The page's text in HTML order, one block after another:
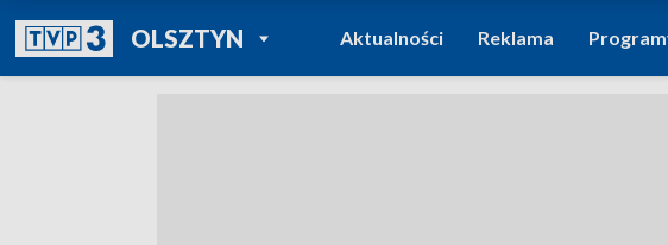
OLSZTYNPOWRÓT DO
TVP REGIONY
Aktualności Reklama